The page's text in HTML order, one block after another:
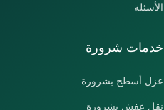
الأسئلة
خدمات شرورة
عزل أسطح بشرورة
نقل عفش بشرورة